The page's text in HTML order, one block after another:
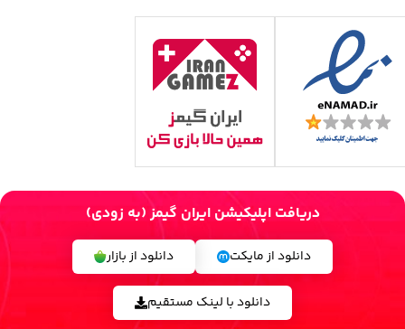
دریافت اپلیکیشن ایران گیمز (به زودی)
دانلود از مایکت دانلود از بازار
دانلود با لینک مستقیم